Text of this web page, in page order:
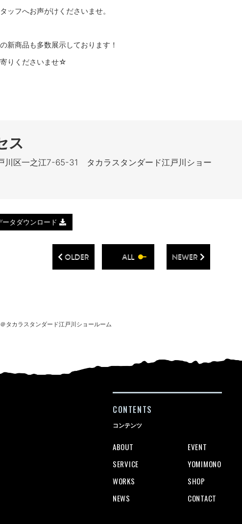
ッフへお声がけくださいませ。
新商品も多数展示しております！
りくださいませ☆
ス
川区一之江7-65-31 タカラスタンダード江戸川ショー
ータダウンロード
OLDER ALL NEWER
タカラスタンダード江戸川ショールーム
CONTENTS
コンテンツ
ABOUT
EVENT
SERVICE
YOMIMONO
WORKS
SHOP
NEWS
CONTACT